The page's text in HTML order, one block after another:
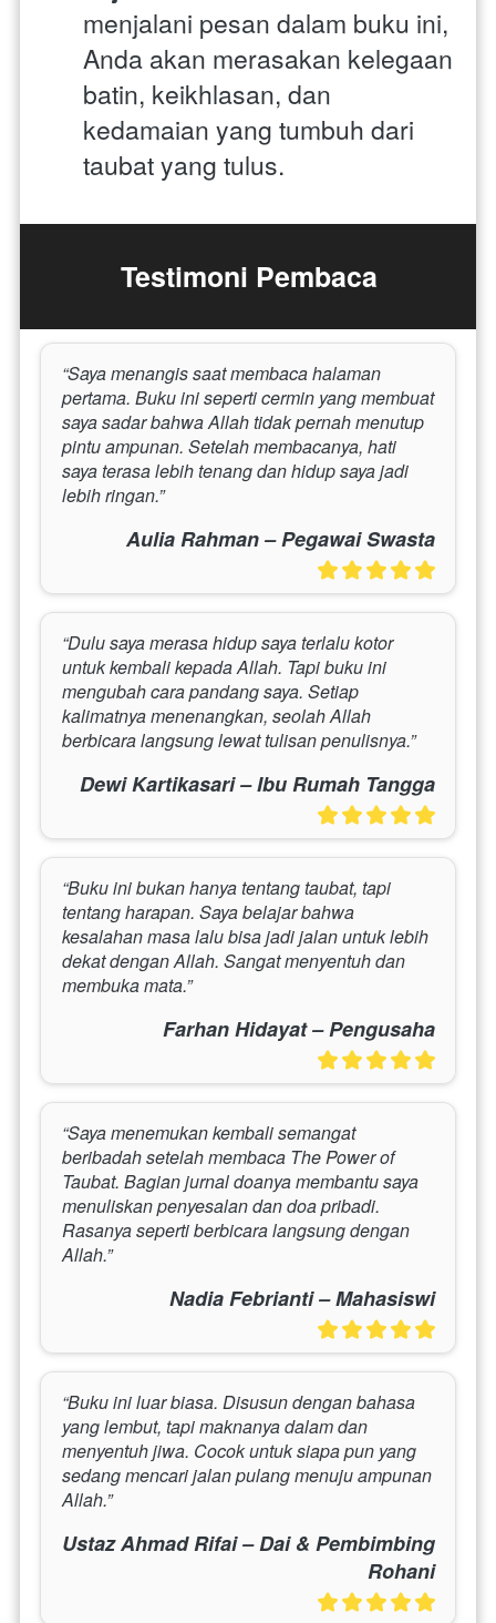
menjalani pesan dalam buku ini,
Anda akan merasakan kelegaan
batin, keikhlasan, dan
kedamaian yang tumbuh dari
taubat yang tulus.
Testimoni Pembaca
“Saya menangis saat membaca halaman
pertama. Buku ini seperti cermin yang membuat
saya sadar bahwa Allah tidak pernah menutup
pintu ampunan. Setelah membacanya, hati
saya terasa lebih tenang dan hidup saya jadi
lebih ringan.”
Aulia Rahman – Pegawai Swasta
“Dulu saya merasa hidup saya terlalu kotor
untuk kembali kepada Allah. Tapi buku ini
mengubah cara pandang saya. Setiap
kalimatnya menenangkan, seolah Allah
berbicara langsung lewat tulisan penulisnya.”
Dewi Kartikasari – Ibu Rumah Tangga
“Buku ini bukan hanya tentang taubat, tapi
tentang harapan. Saya belajar bahwa
kesalahan masa lalu bisa jadi jalan untuk lebih
dekat dengan Allah. Sangat menyentuh dan
membuka mata.”
Farhan Hidayat – Pengusaha
“Saya menemukan kembali semangat
beribadah setelah membaca The Power of
Taubat. Bagian jurnal doanya membantu saya
menuliskan penyesalan dan doa pribadi.
Rasanya seperti berbicara langsung dengan
Allah.”
Nadia Febrianti – Mahasiswi
“Buku ini luar biasa. Disusun dengan bahasa
yang lembut, tapi maknanya dalam dan
menyentuh jiwa. Cocok untuk siapa pun yang
sedang mencari jalan pulang menuju ampunan
Allah.”
Ustaz Ahmad Rifai – Dai & Pembimbing
Rohani